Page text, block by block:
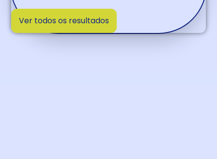
Ver todos os resultados